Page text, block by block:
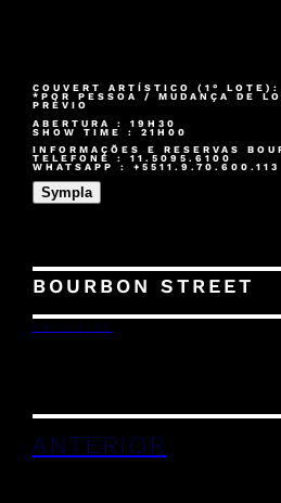
COUVERT ARTÍSTICO (1°
*POR PESSOA / MUDANÇA DE
PRÉVIO
ABERTURA : 19H30
SHOW TIME : 21H00
INFORMAÇÕES E RESERVAS
TELEFONE : 11.5095.6100
WHATSAPP : +5511.9.70.600.113
Sympla
BOURBON STREET
29/12/2025
ANTERIOR